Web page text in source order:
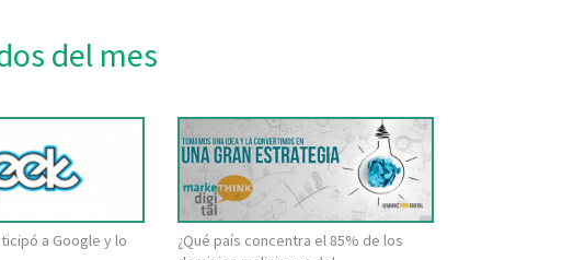
del mes
a Google y lo
¿Qué país concentra el 85% de los